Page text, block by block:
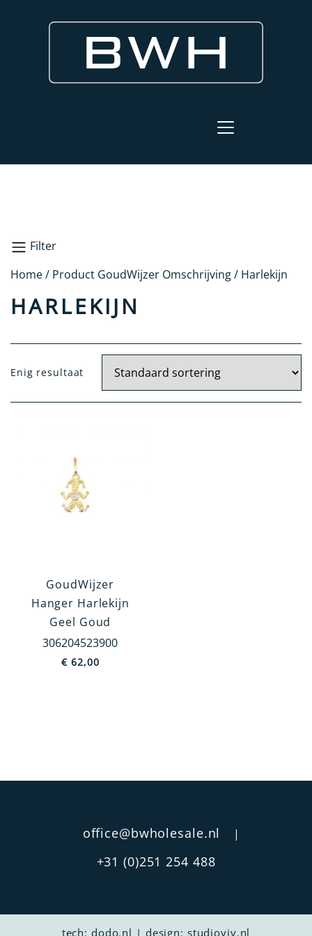
Filter
Zoeken
Geel Goud
Zilver
Artikelgroep
Oorknoppen
Categorie
Overig
Holland
Jodendom
Home/ Product GoudWijzer Omschrijving / Harlekijn
HARLEKIJN
Enig resultaat
GoudWijzer
Hanger Harlekijn
Geel Goud
306204523900
€ 62,00
office@bwholesale.nl |
+31 (0)251 254 488
tech: dodo.nl | design: studioviv.nl